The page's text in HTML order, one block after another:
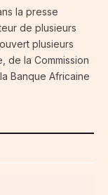
la presse
de plusieurs
plusieurs
de la Commission
Banque Africaine